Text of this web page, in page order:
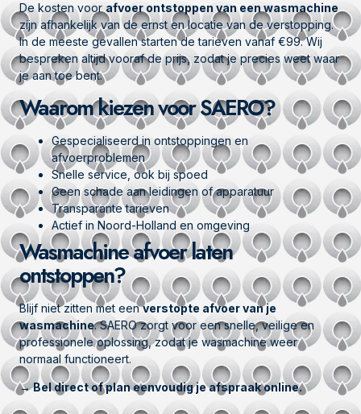
De kosten voor afvoer ontstoppen van een wasmachine
zijn afhankelijk van de ernst en locatie van de verstopping.
In de meeste gevallen starten de tarieven vanaf €99. Wij
bespreken altijd vooraf de prijs, zodat je precies weet waar
je aan toe bent.
Waarom kiezen voor SAERO?
Gespecialiseerd in ontstoppingen en
afvoerproblemen
Snelle service, ook bij spoed
Geen schade aan leidingen of apparatuur
Transparante tarieven
Actief in Noord-Holland en omgeving
Wasmachine afvoer laten
ontstoppen?
Blijf niet zitten met eenverstopte afvoer van je
wasmachine. SAERO zorgt voor een snelle, veilige en
professionele oplossing, zodat je wasmachine weer
normaal functioneert.
→ Bel direct of plan eenvoudig je afspraak online.